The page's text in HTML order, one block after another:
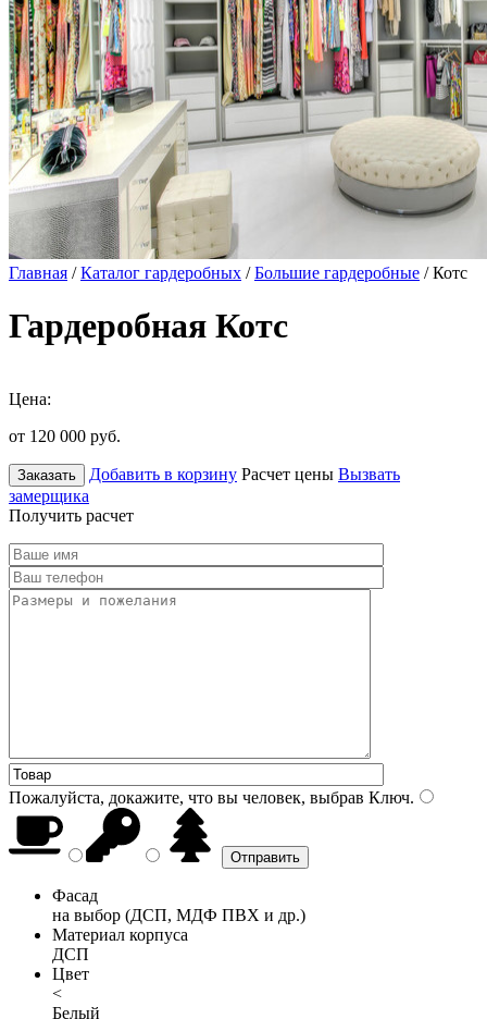
Главная /Каталог гардеробных /Большие гардеробные / Котс
Гардеробная Котс
Цена:
от 120 000 руб.
Заказать Добавить в корзину Расчет цены Вызвать
замерщика
Получить расчет
Пожалуйста, докажите, что вы человек, выбрав Ключ.
Фасад
на выбор (ДСП, МДФ ПВХ и др.)
Материал корпуса
ДСП
Цвет
<
Белый